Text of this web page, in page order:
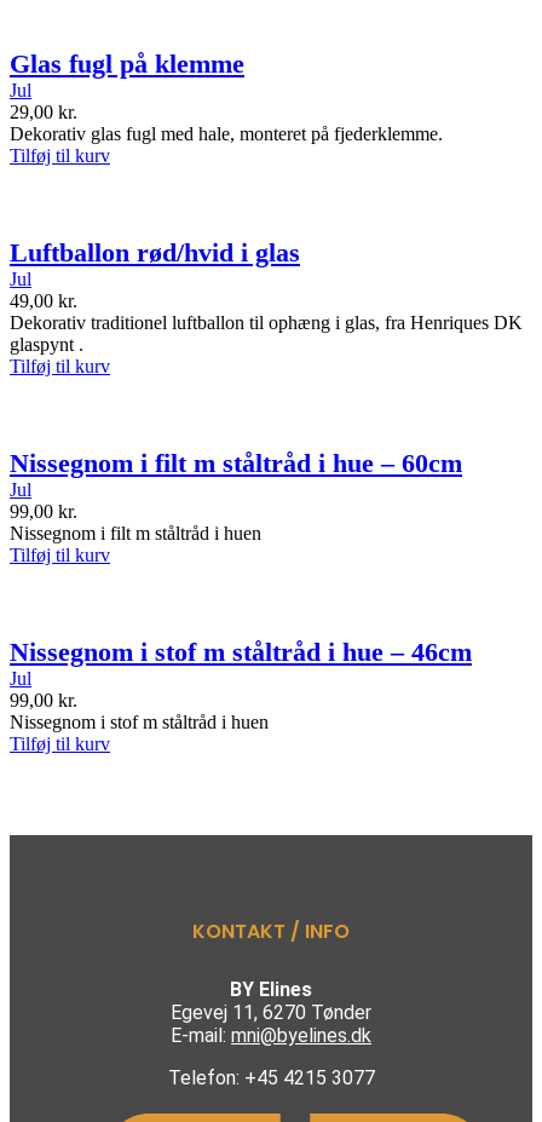
Glas fugl på klemme
Jul
29,00 kr.
Dekorativ glas fugl med hale, monteret på fjederklemme.
Tilføj til kurv
Luftballon rød/hvid i glas
Jul
49,00 kr.
Dekorativ traditionel luftballon til ophæng i glas, fra Henriques DK
glaspynt .
Tilføj til kurv
Nissegnom i filt m ståltråd i hue – 60cm
Jul
99,00 kr.
Nissegnom i filt m ståltråd i huen
Tilføj til kurv
Nissegnom i stof m ståltråd i hue – 46cm
Jul
99,00 kr.
Nissegnom i stof m ståltråd i huen
Tilføj til kurv
KONTAKT / INFO
BY Elines
Egevej 11, 6270 Tønder
E-mail: mni@byelines.dk
Telefon: +45 4215 3077